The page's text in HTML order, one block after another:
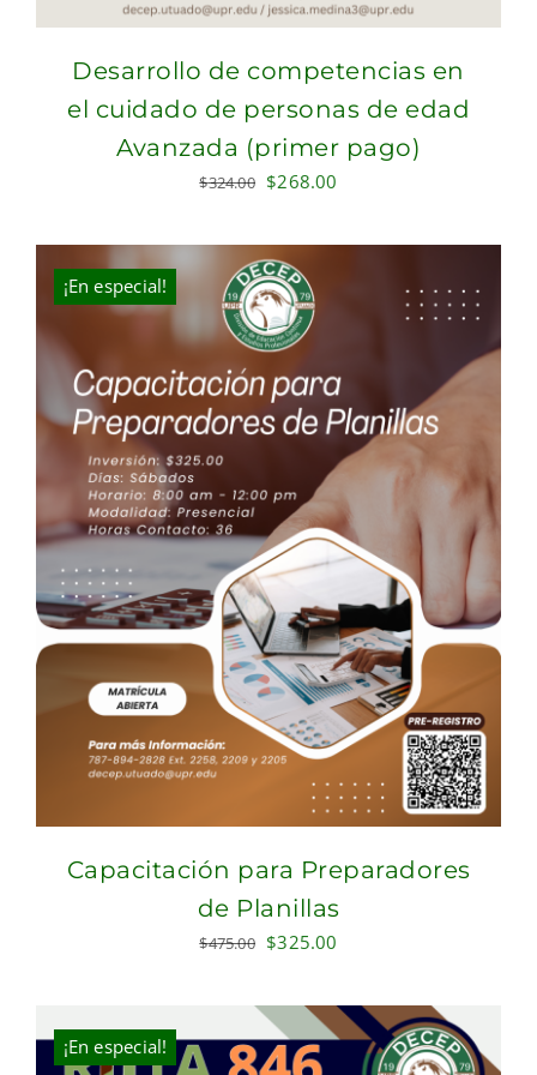
Desarrollo de competencias en
el cuidado de personas de edad
Avanzada (primer pago)
$324.00 Original
was:
$324.00.
$268.00
is:
¡En especial!
Capacitación para Preparadores
de Planillas
$475.00 Original
was:
$475.00.
$325.00
is:
$325.00.
¡En especial!